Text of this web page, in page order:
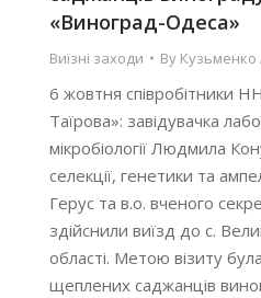
«Виноград-Одеса»
Виїзні заходи By Кузьменко
6 жовтня співробітники
Таїрова»: завідувачка
мікробіології Людмила
селекції, генетики та
Герус та в.о. вченого
здійснили виїзд до с.
області. Метою візиту
щеплених саджанців